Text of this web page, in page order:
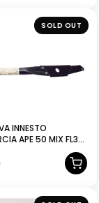
SOLD OUT
INNESTO
APE 50 MIX FL3
NUOVO